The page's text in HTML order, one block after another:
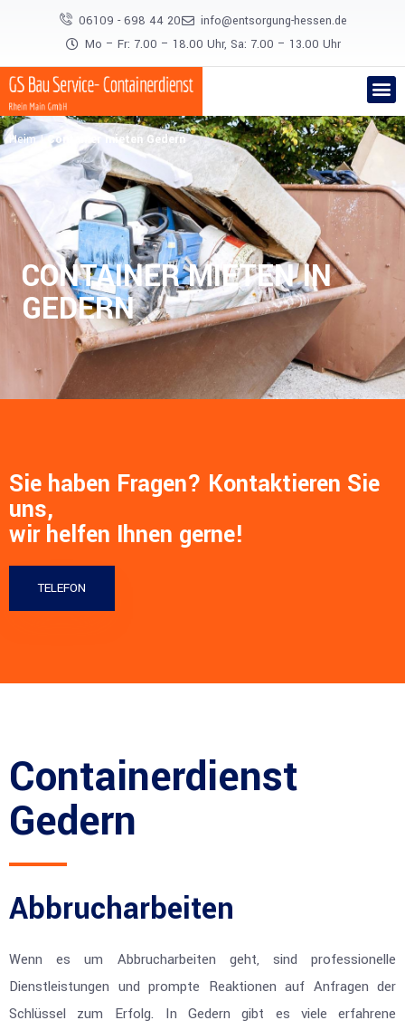
06109 - 698 44 20
info@entsorgung-hessen.de
Mo – Fr: 7.00 – 18.00 Uhr, Sa: 7.00 – 13.00 Uhr
Heim|Container mieten Gedern
CONTAINER MIETEN IN
GEDERN
Sie haben Fragen? Kontaktieren Sie
uns,
wir helfen Ihnen gerne!
TELEFON
Containerdienst
Gedern
Abbrucharbeiten
Wenn es um Abbrucharbeiten geht, sind professionelle
Dienstleistungen und prompte Reaktionen auf Anfragen der
Schlüssel zum Erfolg. In Gedern gibt es viele erfahrene